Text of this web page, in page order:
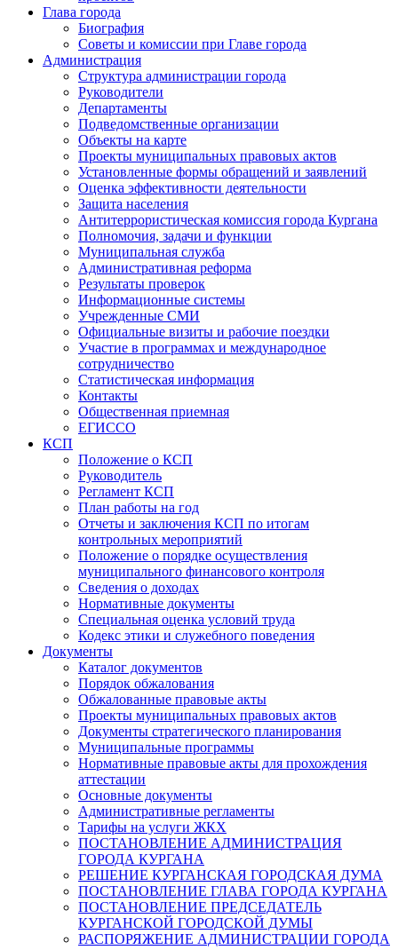
Глава города
Биография
Советы и комиссии при Главе города
Администрация
Структура администрации города
Руководители
Департаменты
Подведомственные организации
Объекты на карте
Проекты муниципальных правовых актов
Установленные формы обращений и заявлений
Оценка эффективности деятельности
Защита населения
Антитеррористическая комиссия города Кургана
Полномочия, задачи и функции
Муниципальная служба
Административная реформа
Результаты проверок
Информационные системы
Учрежденные СМИ
Официальные визиты и рабочие поездки
Участие в программах и международное
сотрудничество
Статистическая информация
Контакты
Общественная приемная
ЕГИССО
КСП
Положение о КСП
Руководитель
Регламент КСП
План работы на год
Отчеты и заключения КСП по итогам
контрольных мероприятий
Положение о порядке осуществления
муниципального финансового контроля
Сведения о доходах
Нормативные документы
Специальная оценка условий труда
Кодекс этики и служебного поведения
Документы
Каталог документов
Порядок обжалования
Обжалованные правовые акты
Проекты муниципальных правовых актов
Документы стратегического планирования
Муниципальные программы
Нормативные правовые акты для прохождения
аттестации
Основные документы
Административные регламенты
Тарифы на услуги ЖКХ
ПОСТАНОВЛЕНИЕ АДМИНИСТРАЦИЯ
ГОРОДА КУРГАНА
РЕШЕНИЕ КУРГАНСКАЯ ГОРОДСКАЯ ДУМА
ПОСТАНОВЛЕНИЕ ГЛАВА ГОРОДА КУРГАНА
ПОСТАНОВЛЕНИЕ ПРЕДСЕДАТЕЛЬ
КУРГАНСКОЙ ГОРОДСКОЙ ДУМЫ
РАСПОРЯЖЕНИЕ АДМИНИСТРАЦИИ ГОРОДА